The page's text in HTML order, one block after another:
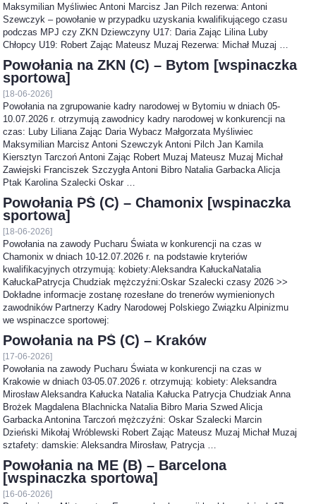
Maksymilian Myśliwiec Antoni Marcisz Jan Pilch rezerwa: Antoni
Szewczyk – powołanie w przypadku uzyskania kwalifikującego czasu
podczas MPJ czy ZKN Dziewczyny U17: Daria Zając Lilina Luby
Chłopcy U19: Robert Zając Mateusz Muzaj Rezerwa: Michał Muzaj …
Powołania na ZKN (C) – Bytom [wspinaczka
sportowa]
[18-06-2026]
Powołania na zgrupowanie kadry narodowej w Bytomiu w dniach 05-
10.07.2026 r. otrzymują zawodnicy kadry narodowej w konkurencji na
czas: Luby Liliana Zając Daria Wybacz Małgorzata Myśliwiec
Maksymilian Marcisz Antoni Szewczyk Antoni Pilch Jan Kamila
Kiersztyn Tarczoń Antoni Zając Robert Muzaj Mateusz Muzaj Michał
Zawiejski Franciszek Szczygła Antoni Bibro Natalia Garbacka Alicja
Ptak Karolina Szalecki Oskar …
Powołania PŚ (C) – Chamonix [wspinaczka
sportowa]
[18-06-2026]
Powołania na zawody Pucharu Świata w konkurencji na czas w
Chamonix w dniach 10-12.07.2026 r. na podstawie kryteriów
kwalifikacyjnych otrzymują: kobiety:Aleksandra KałuckaNatalia
KałuckaPatrycja Chudziak mężczyźni:Oskar Szalecki czasy 2026 >>
Dokładne informacje zostanę rozesłane do trenerów wymienionych
zawodników Partnerzy Kadry Narodowej Polskiego Związku Alpinizmu
we wspinaczce sportowej:
Powołania na PŚ (C) – Kraków
[17-06-2026]
Powołania na zawody Pucharu Świata w konkurencji na czas w
Krakowie w dniach 03-05.07.2026 r. otrzymują: kobiety: Aleksandra
Mirosław Aleksandra Kałucka Natalia Kałucka Patrycja Chudziak Anna
Brożek Magdalena Blachnicka Natalia Bibro Maria Szwed Alicja
Garbacka Antonina Tarczoń mężczyźni: Oskar Szalecki Marcin
Dzieński Mikołaj Wróblewski Robert Zając Mateusz Muzaj Michał Muzaj
sztafety: damskie: Aleksandra Mirosław, Patrycja …
Powołania na ME (B) – Barcelona
[wspinaczka sportowa]
[16-06-2026]